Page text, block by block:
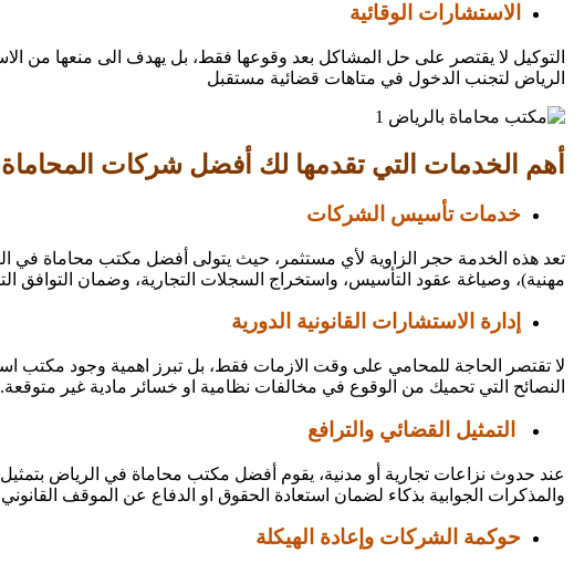
الاستشارات الوقائية
التوكيل لا يقتصر على حل المشاكل بعد وقوعها فقط، بل يهدف الى منعها من
الرياض لتجنب الدخول في متاهات قضائية مستقبل
أهم الخدمات التي تقدمها لك أفضل شركات
خدمات تأسيس الشركات
تعد هذه الخدمة حجر الزاوية لأي مستثمر، حيث يتولى أفضل مكتب محاماة في
مهنية)، وصياغة عقود التأسيس، واستخراج السجلات التجارية، وضمان التوافق
إدارة الاستشارات القانونية الدورية
لا تقتصر الحاجة للمحامي على وقت الازمات فقط، بل تبرز اهمية وجود مكتب
النصائح التي تحميك من الوقوع في مخالفات نظامية او خسائر مادية غير متوقعة.
التمثيل القضائي والترافع
عند حدوث نزاعات تجارية أو مدنية، يقوم أفضل مكتب محاماة في الرياض بتمثيل
والمذكرات الجوابية بذكاء لضمان استعادة الحقوق او الدفاع عن الموقف
حوكمة الشركات وإعادة الهيكلة